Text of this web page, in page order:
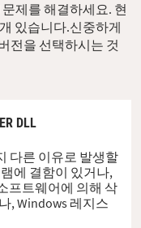
제를 해결하세요. 현
있습니다.신중하게
전을 선택하시는 것
DLL
다른 이유로 발생할
에 결함이 있거나,
프트웨어에 의해 삭
, Windows 레지스